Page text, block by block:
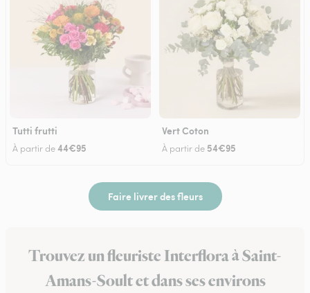
Tutti frutti
À partir de44€95
Vert Coton
À partir de 54€95
Faire livrer des fleurs
Trouvez un fleuriste Interflora à Saint-
Amans-Soult et dans ses environs